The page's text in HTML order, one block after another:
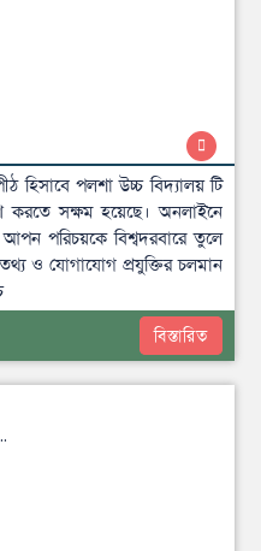
হিসাবে পলশা উচ্চ বিদ্যালয় টি
করতে সক্ষম হয়েছে। অনলাইনে
পরিচয়কে বিশ্বদরবারে তুলে
ও যোগাযোগ প্রযুক্তির চলমান
বিস্তারিত